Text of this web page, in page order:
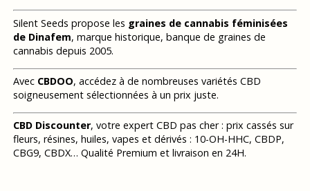
Silent Seeds propose les graines de cannabis féminisées
de Dinafem, marque historique, banque de graines de
cannabis depuis 2005.
Avec CBDOO, accédez à de nombreuses variétés CBD
soigneusement sélectionnées à un prix juste.
CBD Discounter, votre expert CBD pas cher : prix cassés sur
fleurs, résines, huiles, vapes et dérivés : 10-OH-HHC, CBDP,
CBG9, CBDX… Qualité Premium et livraison en 24H.